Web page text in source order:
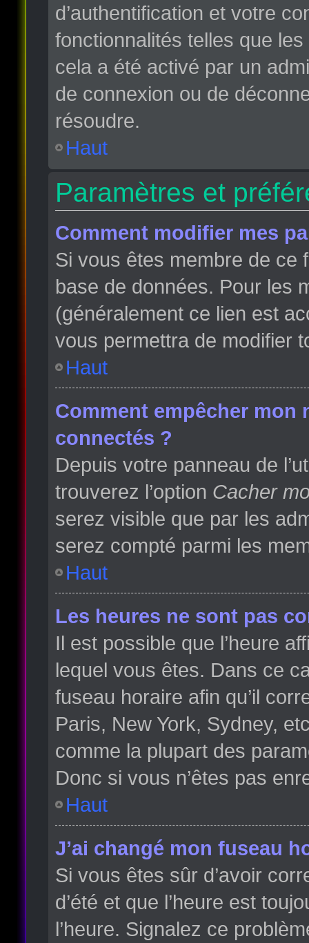
d’authentification et votre
fonctionnalités telles que
cela a été activé par un
de connexion ou de
résoudre.
Haut
Paramètres et
Comment modifier mes
Si vous êtes membre de ce
base de données. Pour les
(généralement ce lien est
vous permettra de modifier
Haut
Comment empêcher mon
connectés ?
Depuis votre panneau de
trouverez l’option Cacher
serez visible que par les
serez compté parmi les
Haut
Les heures ne sont pas
Il est possible que l’heure
lequel vous êtes. Dans ce
fuseau horaire afin qu’il
Paris, New York, Sydney,
comme la plupart des
Donc si vous n’êtes pas
Haut
J’ai changé mon fuseau
Si vous êtes sûr d’avoir
d’été et que l’heure est
l’heure. Signalez ce